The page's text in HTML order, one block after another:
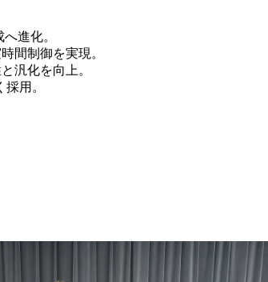
進化。
間制御を実現。
汎化を向上。
用。